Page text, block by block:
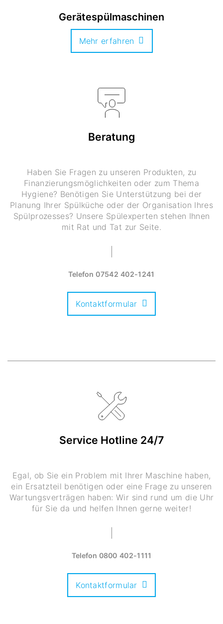
Gerätespülmaschinen
Mehr erfahren
Beratung
Haben Sie Fragen zu unseren Produkten, zu
Finanzierungsmöglichkeiten oder zum Thema
Hygiene? Benötigen Sie Unterstützung bei der
Planung Ihrer Spülküche oder der Organisation Ihres
Spülprozesses? Unsere Spülexperten stehen Ihnen
mit Rat und Tat zur Seite.
Telefon07542 402-1241
Kontaktformular
Service Hotline 24/7
Egal, ob Sie ein Problem mit Ihrer Maschine haben,
ein Ersatzteil benötigen oder eine Frage zu unseren
Wartungsverträgen haben: Wir sind rund um die Uhr
für Sie da und helfen Ihnen gerne weiter!
Telefon 0800 402-1111
Kontaktformular